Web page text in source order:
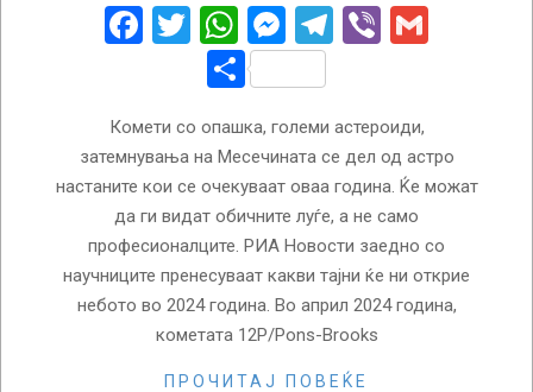
Facebook
Twitter
WhatsApp
Messenger
Telegram
Viber
Share
Комети со опашка, големи астероиди,
затемнувања на Месечината се дел од астро
настаните кои се очекуваат оваа година. Ќе можат
да ги видат обичните луѓе, а не само
професионалците. РИА Новости заедно со
научниците пренесуваат какви тајни ќе ни открие
небото во 2024 година. Во април 2024 година,
кометата 12P/Pons-Brooks
ПРОЧИТАЈ ПОВЕЌЕ